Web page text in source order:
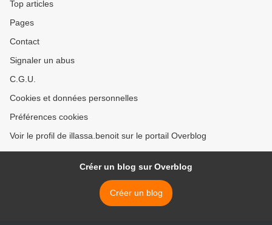
Top articles
Pages
Contact
Signaler un abus
C.G.U.
Cookies et données personnelles
Préférences cookies
Voir le profil de illassa.benoit sur le portail Overblog
Créer un blog sur Overblog
Créer un blog